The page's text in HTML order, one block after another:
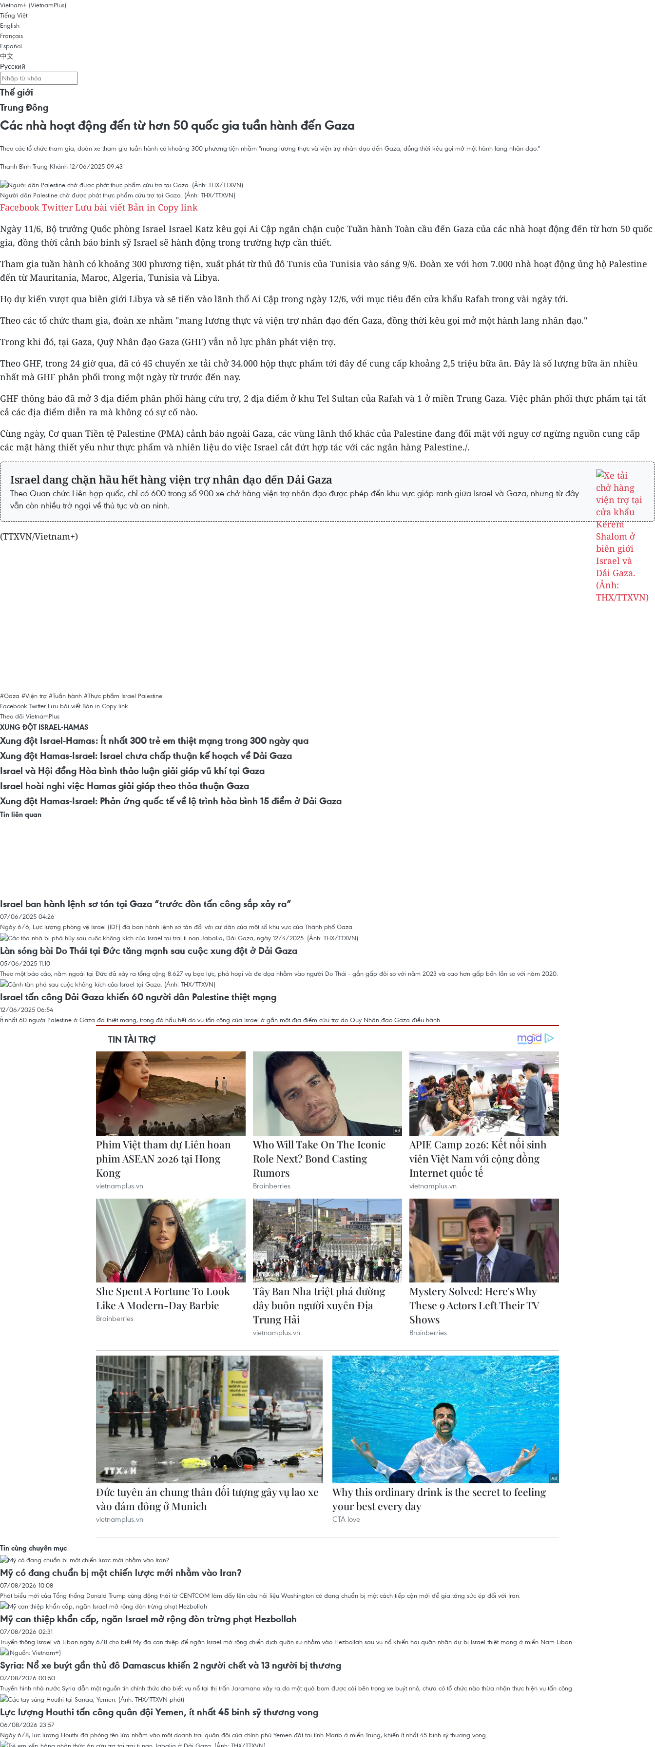
Vietnam+ (VietnamPlus)
Tiếng Việt
English
Français
Español
中文
Русский
Thế giới
Trung Đông
Các nhà hoạt động đến từ hơn 50 quốc gia tuần hành đến Gaza
Theo các tổ chức tham gia, đoàn xe tham gia tuần hành có khoảng 300 phương tiện nhằm "mang lương thực và viện trợ nhân đạo đến Gaza, đồng thời kêu gọi mở một hành lang nhân đạo."
Thanh Bình-Trung Khánh 12/06/2025 09:43
Người dân Palestine chờ được phát thực phẩm cứu trợ tại Gaza. (Ảnh: THX/TTXVN)
Facebook Twitter Lưu bài viết Bản in Copy link
Ngày 11/6, Bộ trưởng Quốc phòng Israel Israel Katz kêu gọi Ai Cập ngăn chặn cuộc Tuần hành Toàn cầu đến Gaza của các nhà hoạt động đến từ hơn 50 quốc
gia, đồng thời cảnh báo binh sỹ Israel sẽ hành động trong trường hợp cần thiết.
Tham gia tuần hành có khoảng 300 phương tiện, xuất phát từ thủ đô Tunis của Tunisia vào sáng 9/6. Đoàn xe với hơn 7.000 nhà hoạt động ủng hộ Palestine
đến từ Mauritania, Maroc, Algeria, Tunisia và Libya.
Họ dự kiến vượt qua biên giới Libya và sẽ tiến vào lãnh thổ Ai Cập trong ngày 12/6, với mục tiêu đến cửa khẩu Rafah trong vài ngày tới.
Theo các tổ chức tham gia, đoàn xe nhằm "mang lương thực và viện trợ nhân đạo đến Gaza, đồng thời kêu gọi mở một hành lang nhân đạo."
Trong khi đó, tại Gaza, Quỹ Nhân đạo Gaza (GHF) vẫn nỗ lực phân phát viện trợ.
Theo GHF, trong 24 giờ qua, đã có 45 chuyến xe tải chở 34.000 hộp thực phẩm tới đây để cung cấp khoảng 2,5 triệu bữa ăn. Đây là số lượng bữa ăn nhiều
nhất mà GHF phân phối trong một ngày từ trước đến nay.
GHF thông báo đã mở 3 địa điểm phân phối hàng cứu trợ, 2 địa điểm ở khu Tel Sultan của Rafah và 1 ở miền Trung Gaza. Việc phân phối thực phẩm tại tất
cả các địa điểm diễn ra mà không có sự cố nào.
Cùng ngày, Cơ quan Tiền tệ Palestine (PMA) cảnh báo ngoài Gaza, các vùng lãnh thổ khác của Palestine đang đối mặt với nguy cơ ngừng nguồn cung cấp
các mặt hàng thiết yếu như thực phẩm và nhiên liệu do việc Israel cắt đứt hợp tác với các ngân hàng Palestine./.
Israel đang chặn hầu hết hàng viện trợ nhân đạo đến Dải Gaza
Theo Quan chức Liên hợp quốc, chỉ có 600 trong số 900 xe chở hàng viện trợ nhân đạo được phép đến khu vực giáp ranh giữa Israel và Gaza, nhưng từ đây
vẫn còn nhiều trở ngại về thủ tục và an ninh.
(TTXVN/Vietnam+)
#Gaza #Viện trợ #Tuần hành #Thực phẩm Israel Palestine
Facebook Twitter Lưu bài viết Bản in Copy link
Theo dõi VietnamPlus
XUNG ĐỘT ISRAEL-HAMAS
Xung đột Israel-Hamas: Ít nhất 300 trẻ em thiệt mạng trong 300 ngày qua
Xung đột Hamas-Israel: Israel chưa chấp thuận kế hoạch về Dải Gaza
Israel và Hội đồng Hòa bình thảo luận giải giáp vũ khí tại Gaza
Israel hoài nghi việc Hamas giải giáp theo thỏa thuận Gaza
Xung đột Hamas-Israel: Phản ứng quốc tế về lộ trình hòa bình 15 điểm ở Dải Gaza
Tin liên quan
Israel ban hành lệnh sơ tán tại Gaza “trước đòn tấn công sắp xảy ra”
07/06/2025 04:26
Ngày 6/6, Lực lượng phòng vệ Israel (IDF) đã ban hành lệnh sơ tán đối với cư dân của một số khu vực của Thành phố Gaza.
Làn sóng bài Do Thái tại Đức tăng mạnh sau cuộc xung đột ở Dải Gaza
05/06/2025 11:10
Theo một báo cáo, năm ngoái tại Đức đã xảy ra tổng cộng 8.627 vụ bạo lực, phá hoại và đe dọa nhằm vào người Do Thái - gần gấp đôi so với năm 2023 và cao hơn gấp bốn lần so với năm 2020.
Israel tấn công Dải Gaza khiến 60 người dân Palestine thiệt mạng
12/06/2025 06:54
Ít nhất 60 người Palestine ở Gaza đã thiệt mạng, trong đó hầu hết do vụ tấn công của Israel ở gần một địa điểm cứu trợ do Quỹ Nhân đạo Gaza điều hành.
Tin cùng chuyên mục
Mỹ có đang chuẩn bị một chiến lược mới nhằm vào Iran?
07/08/2026 10:08
Phát biểu mới của Tổng thống Donald Trump cùng động thái từ CENTCOM làm dấy lên câu hỏi liệu Washington có đang chuẩn bị một cách tiếp cận mới để gia tăng sức ép đối với Iran.
Mỹ can thiệp khẩn cấp, ngăn Israel mở rộng đòn trừng phạt Hezbollah
07/08/2026 02:31
Truyền thông Israel và Liban ngày 6/8 cho biết Mỹ đã can thiệp để ngăn Israel mở rộng chiến dịch quân sự nhằm vào Hezbollah sau vụ nổ khiến hai quân nhân dự bị Israel thiệt mạng ở miền Nam Liban.
Syria: Nổ xe buýt gần thủ đô Damascus khiến 2 người chết và 13 người bị thương
07/08/2026 00:50
Truyền hình nhà nước Syria dẫn một nguồn tin chính thức cho biết vụ nổ tại thị trấn Jaramana xảy ra do một quả bom được cài bên trong xe buýt nhỏ, chưa có tổ chức nào thừa nhận thực hiện vụ tấn công.
Lực lượng Houthi tấn công quân đội Yemen, ít nhất 45 binh sỹ thương vong
06/08/2026 23:57
Ngày 6/8, lực lượng Houthi đã phóng tên lửa nhằm vào một doanh trại quân đội của chính phủ Yemen đặt tại tỉnh Marib ở miền Trung, khiến ít nhất 45 binh sỹ thương vong.